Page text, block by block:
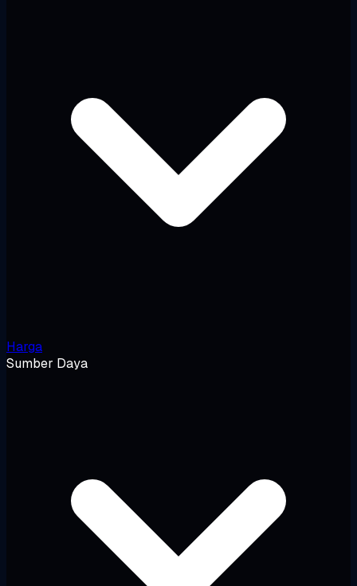
Harga
Sumber Daya